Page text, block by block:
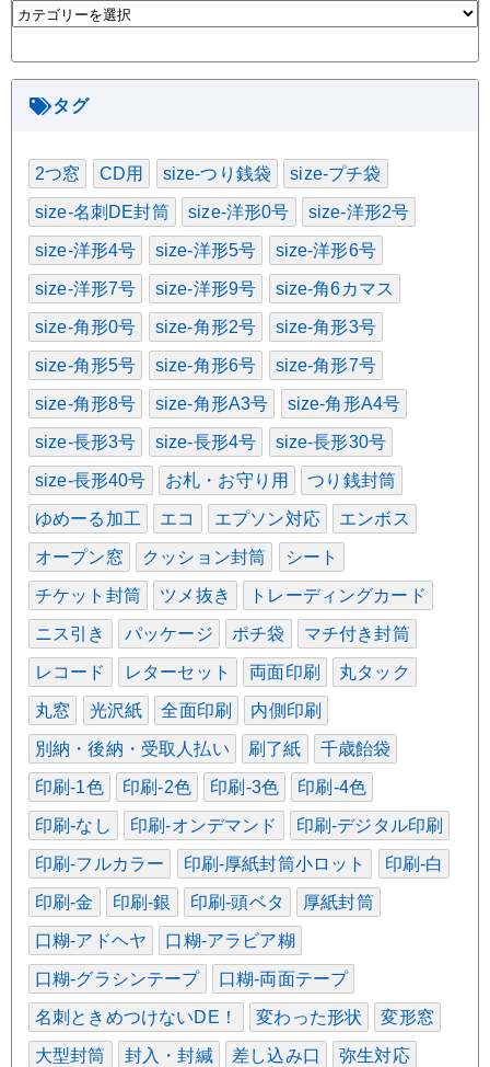
カ
テ
タグ
2つ窓 CD用 size-つり銭袋 size-プチ袋
size-名刺DE封筒 size-洋形0号 size-洋形2号
size-洋形4号 size-洋形5号 size-洋形6号
size-洋形7号 size-洋形9号 size-角6カマス
size-角形0号 size-角形2号 size-角形3号
size-角形5号 size-角形6号 size-角形7号
size-角形8号 size-角形A3号 size-角形A4号
size-長形3号 size-長形4号 size-長形30号
size-長形40号 お札・お守り用 つり銭封筒
ゆめーる加工 エコ エプソン対応 エンボス
オープン窓 クッション封筒 シート
チケット封筒 ツメ抜き トレーディングカード
ニス引き パッケージ ポチ袋 マチ付き封筒
レコード レターセット 両面印刷 丸タック
丸窓 光沢紙 全面印刷 内側印刷
別納・後納・受取人払い 刷了紙 千歳飴袋
印刷-1色 印刷-2色 印刷-3色 印刷-4色
印刷-なし 印刷-オンデマンド 印刷-デジタル印刷
印刷-フルカラー 印刷-厚紙封筒小ロット 印刷-白
印刷-金 印刷-銀 印刷-頭ベタ 厚紙封筒
口糊-アドヘヤ 口糊-アラビア糊
口糊-グラシンテープ 口糊-両面テープ
名刺ときめつけないDE！ 変わった形状 変形窓
大型封筒 封入・封緘 差し込み口 弥生対応